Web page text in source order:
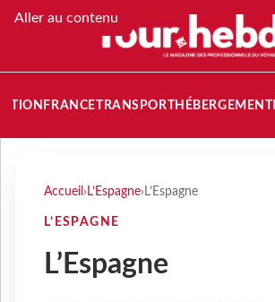
Aller au contenu
FRANCETRANSPORT HÉBERGEMENT
Accueil › L’Espagne› L’Espagne
L’ESPAGNE
L’Espagne